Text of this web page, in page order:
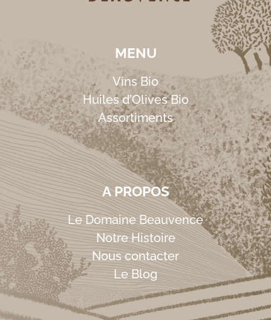
MENU
Vins Bio
Huiles d’Olives Bio
Assortiments
A PROPOS
Le Domaine Beauvence
Notre Histoire
Nous contacter
Le Blog